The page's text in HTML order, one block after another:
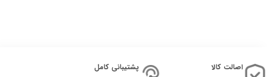
اصالت کالا
پشتیبانی کامل